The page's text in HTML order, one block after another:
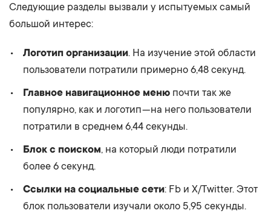
Следующие разделы вызвали у испытуемых самый
большой интерес:
Логотип организации. На изучение этой области
пользователи потратили примерно 6,48 секунд.
Главное навигационное меню почти так же
популярно, как и логотип — на него пользователи
потратили в среднем 6,44 секунды.
Блок с поиском, на который люди потратили
более 6 секунд.
Ссылки на социальные сети: Fb и X/Twitter. Этот
блок пользователи изучали около 5,95 секунды.